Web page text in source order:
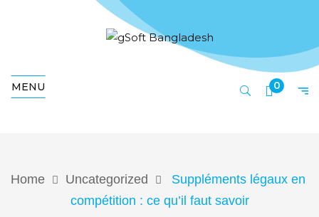
MENU 0
Home Uncategorized
Suppléments légaux en
compétition : ce qu’il faut savoir